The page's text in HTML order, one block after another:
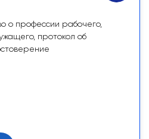
о профессии рабочего,
протокол об